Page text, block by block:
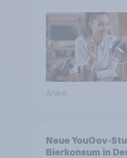
Artikel
Neue YouGov-
Bierkonsum in